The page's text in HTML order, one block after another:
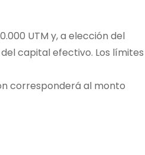
UTM y, a elección del
capital efectivo. Los límites
corresponderá al monto